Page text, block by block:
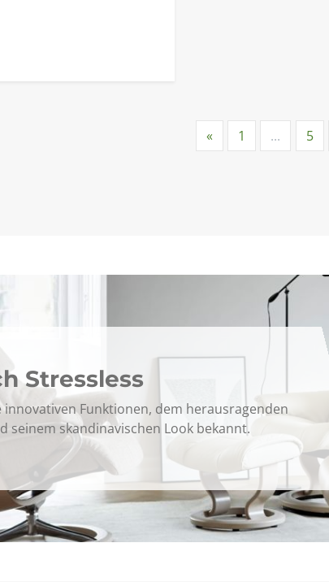
« 1 ... 5
Stressless
innovativen Funktionen, dem herausragenden
seinem skandinavischen Look bekannt.